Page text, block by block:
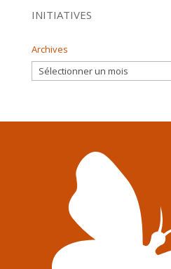
INITIATIVES
Archives
Archives